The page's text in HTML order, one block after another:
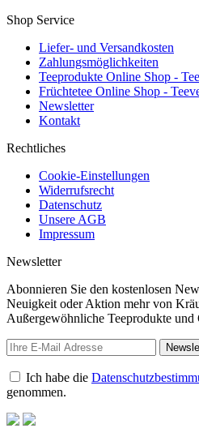
Shop Service
Liefer- und Versandkosten
Zahlungsmöglichkeiten
Teeprodukte Online Shop -
Früchtetee Online Shop -
Newsletter
Kontakt
Rechtliches
Cookie-Einstellungen
Widerrufsrecht
Datenschutz
Unsere AGB
Impressum
Newsletter
Abonnieren Sie den kostenlosen
Neuigkeit oder Aktion mehr von
Außergewöhnliche Teeprodukte und
Ich habe die
genommen.